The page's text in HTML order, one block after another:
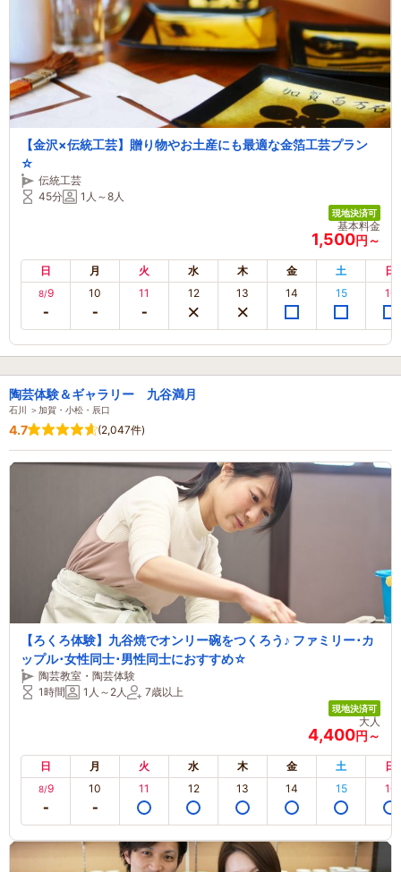
【金沢×伝統工芸】贈り物やお土産にも最適な金箔工芸プラン
☆
伝統工芸
45分
1人～8人
現地決済可
基本料金
1,500円～
日 月 火 水 木 金 土 日
8/9 10 11 12 13 14 15 16
陶芸体験＆ギャラリー 九谷満月
石川 ＞加賀・小松・辰口
4.7 (2,047件)
【ろくろ体験】九谷焼でオンリー碗をつくろう♪ ファミリー･カ
ップル･女性同士･男性同士におすすめ☆
陶芸教室・陶芸体験
1時間
1人～2人 7歳以上
現地決済可
大人
4,400円～
日 月 火 水 木 金 土 日
8/9 10 11 12 13 14 15 16